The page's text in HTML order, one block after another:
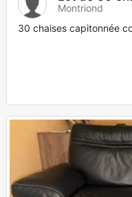
Montriond
30 chaises capitonnée